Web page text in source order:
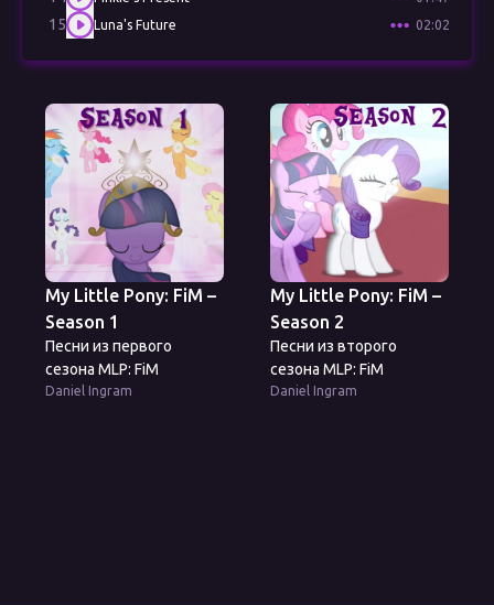
15 Luna's Future 02:02
My Little Pony: FiM –
Season 1
Песни из первого
сезона MLP: FiM
Daniel Ingram
My Little Pony: FiM –
Season 2
Песни из второго
сезона MLP: FiM
Daniel Ingram